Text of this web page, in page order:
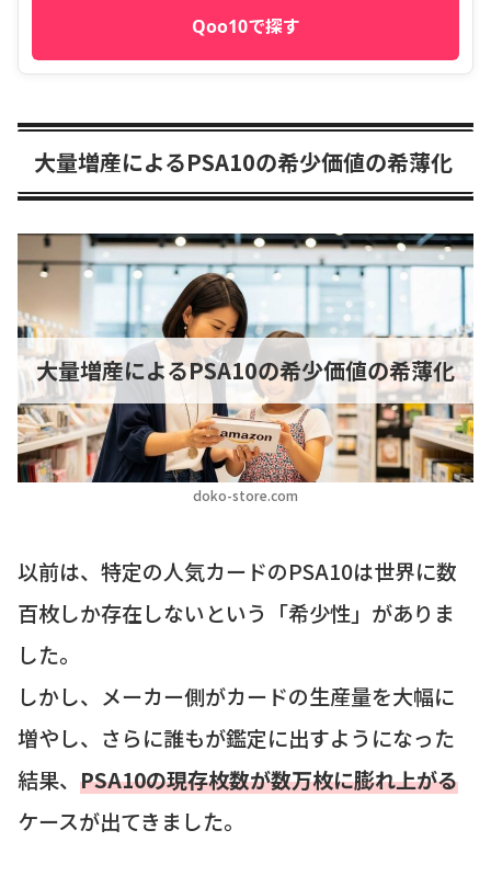
Qoo10で探す
大量増産によるPSA10の希少価値の希薄化
doko-store.com
大量増産によるPSA10の希少価値の希薄化
以前は、特定の人気カードのPSA10は世界に数
百枚しか存在しないという「希少性」がありま
した。
しかし、メーカー側がカードの生産量を大幅に
増やし、さらに誰もが鑑定に出すようになった
結果、 PSA10の現存枚数が数万枚に膨れ上がる
ケースが出てきました。